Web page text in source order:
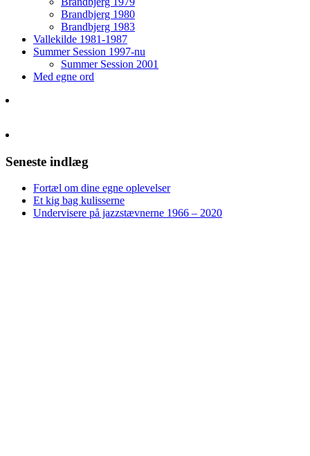
Brandbjerg 1980
Brandbjerg 1983
Vallekilde 1981-1987
Summer Session 1997-nu
Summer Session 2001
Med egne ord
Seneste indlæg
Fortæl om dine egne oplevelser
Et kig bag kulisserne
Undervisere på jazzstævnerne 1966 – 2020